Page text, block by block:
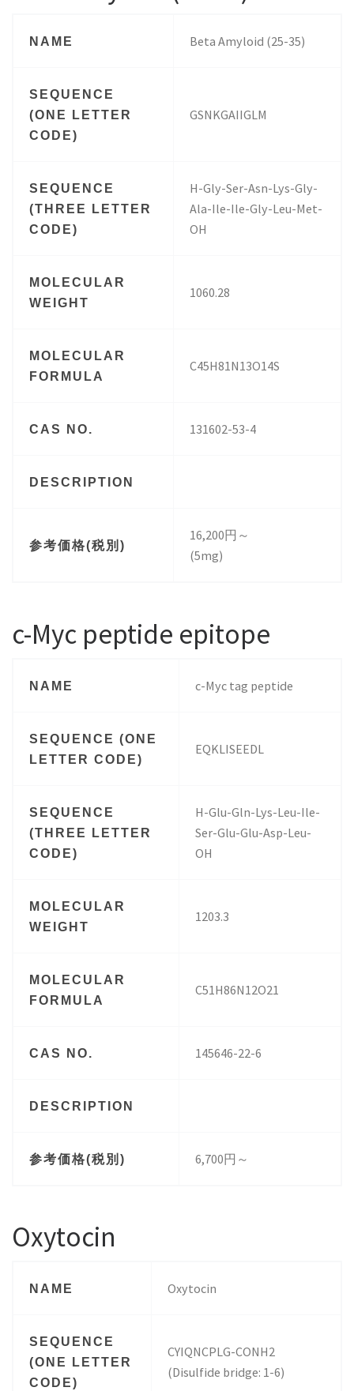
NAME Beta Amyloid (25-35)
SEQUENCE
(ONE LETTER
CODE)
GSNKGAIIGLM
SEQUENCE
(THREE LETTER
CODE)
H-Gly-Ser-Asn-Lys-Gly-
Ala-Ile-Ile-Gly-Leu-Met-
OH
MOLECULAR
WEIGHT
1060.28
MOLECULAR
FORMULA
C45H81N13O14S
CAS NO. 131602-53-4
DESCRIPTION
参考価格(税別)
16,200円～
(5mg)
c-Myc peptide epitope
NAME c-Myc tag peptide
SEQUENCE (ONE
LETTER CODE)
EQKLISEEDL
SEQUENCE
(THREE LETTER
CODE)
H-Glu-Gln-Lys-Leu-Ile-
Ser-Glu-Glu-Asp-Leu-
OH
MOLECULAR
WEIGHT
1203.3
MOLECULAR
FORMULA
C51H86N12O21
CAS NO. 145646-22-6
DESCRIPTION
参考価格(税別) 6,700円～
Oxytocin
NAME Oxytocin
SEQUENCE
(ONE LETTER
CODE)
CYIQNCPLG-CONH2
(Disulfide bridge: 1-6)